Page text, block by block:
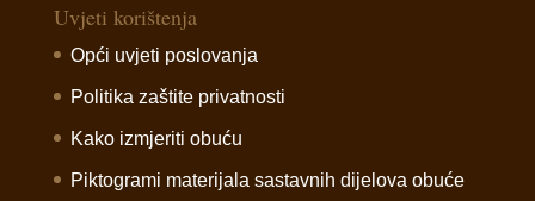
Uvjeti korištenja
Opći uvjeti poslovanja
Politika zaštite privatnosti
Kako izmjeriti obuću
Piktogrami materijala sastavnih dijelova obuće